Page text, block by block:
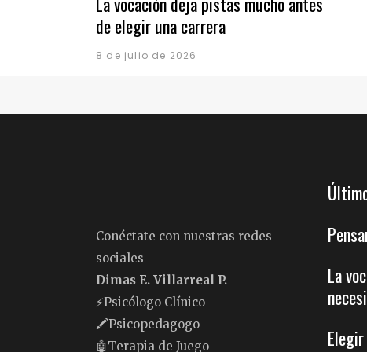
de elegir una carrera
8 de julio de 2026
Conéctate con nuestras redes
sociales
Dimas E. Villarreal P.
⚡️Psicólogo Clínico
🖍Psicopedagogo
🤖Terapia de Juego
La